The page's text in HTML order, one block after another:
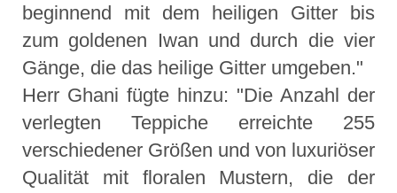
beginnend mit dem heiligen Gitter bis
zum goldenen Iwan und durch die vier
Gänge, die das heilige Gitter umgeben."
Herr Ghani fügte hinzu: "Die Anzahl der
verlegten Teppiche erreichte 255
verschiedener Größen und von luxuriöser
Qualität mit floralen Mustern, die der